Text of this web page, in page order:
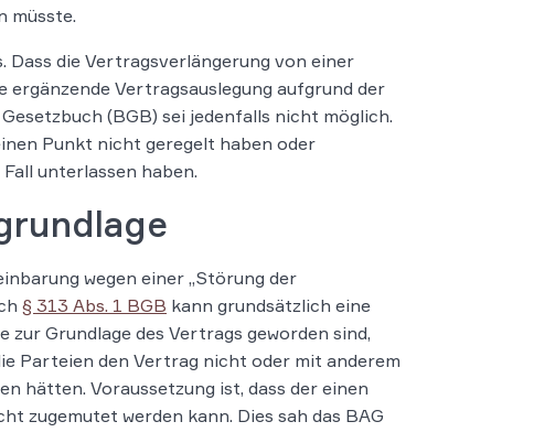
müsste.
Dass die Vertragsverlängerung von einer
Vertragsauslegung aufgrund der
(BGB) sei jedenfalls nicht möglich.
Punkt nicht geregelt haben oder
unterlassen haben.
wegen einer „Störung der
§ 313 Abs. 1 BGB kann grundsätzlich eine
Grundlage des Vertrags geworden sind,
Parteien den Vertrag nicht oder mit anderem
hätten. Voraussetzung ist, dass der einen
zugemutet werden kann. Dies sah das BAG